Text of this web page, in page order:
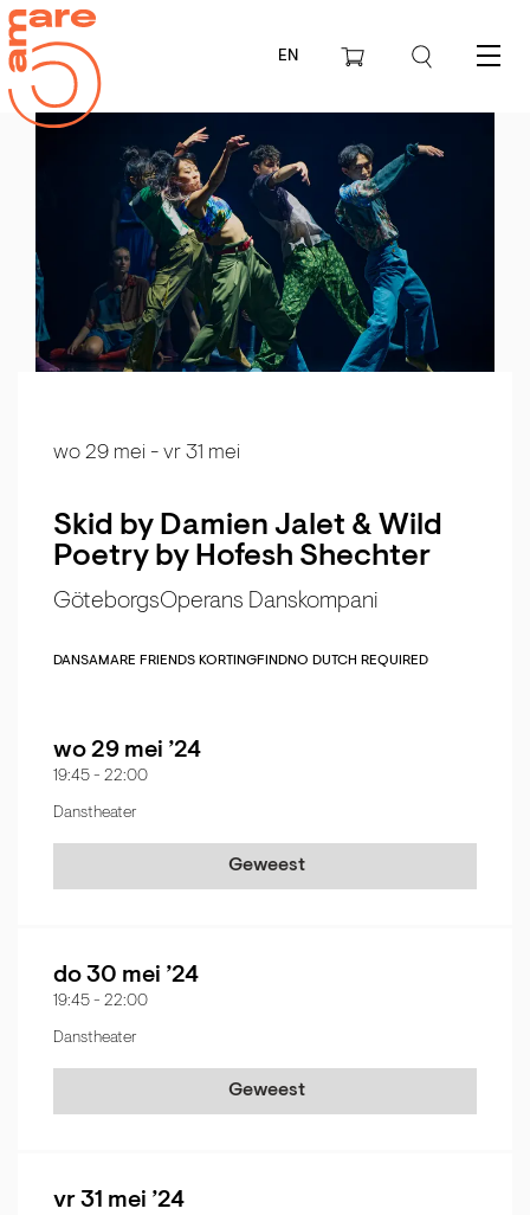
EN Menu
Skid by Damien Jalet & Wild
Poetry by Hofesh Shechter
GöteborgsOperans Danskompani
wo 29 mei - vr 31 mei
DANSAMARE FRIENDS KORTINGFINDNO DUTCH REQUIRED
wo 29 mei ’24
19:45 - 22:00
Danstheater
Geweest
do 30 mei ’24
19:45 - 22:00
Danstheater
Geweest
vr 31 mei ’24